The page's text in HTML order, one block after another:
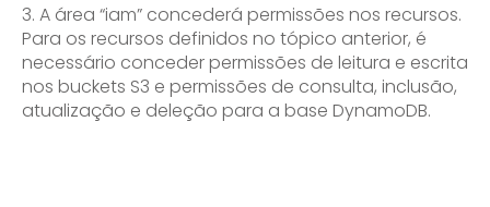
3. A área “iam” concederá permissões nos recursos.
Para os recursos definidos no tópico anterior, é
necessário conceder permissões de leitura e escrita
nos buckets S3 e permissões de consulta, inclusão,
atualização e deleção para a base DynamoDB.